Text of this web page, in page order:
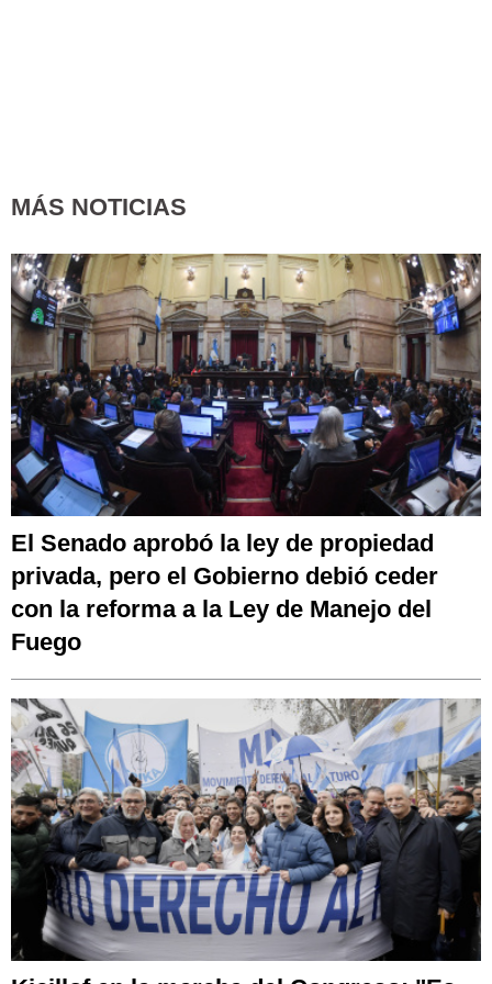
MÁS NOTICIAS
El Senado aprobó la ley de propiedad
privada, pero el Gobierno debió ceder
con la reforma a la Ley de Manejo del
Fuego